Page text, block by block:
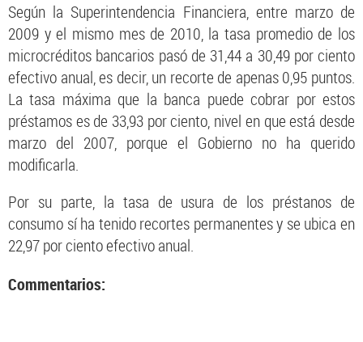
Según la Superintendencia Financiera, entre marzo de
2009 y el mismo mes de 2010, la tasa promedio de los
microcréditos bancarios pasó de 31,44 a 30,49 por ciento
efectivo anual, es decir, un recorte de apenas 0,95 puntos.
La tasa máxima que la banca puede cobrar por estos
préstamos es de 33,93 por ciento, nivel en que está desde
marzo del 2007, porque el Gobierno no ha querido
modificarla.
Por su parte, la tasa de usura de los préstanos de
consumo sí ha tenido recortes permanentes y se ubica en
22,97 por ciento efectivo anual.
Commentarios: